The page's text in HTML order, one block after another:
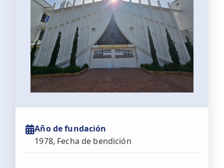
Año de fundación
1978, Fecha de bendición